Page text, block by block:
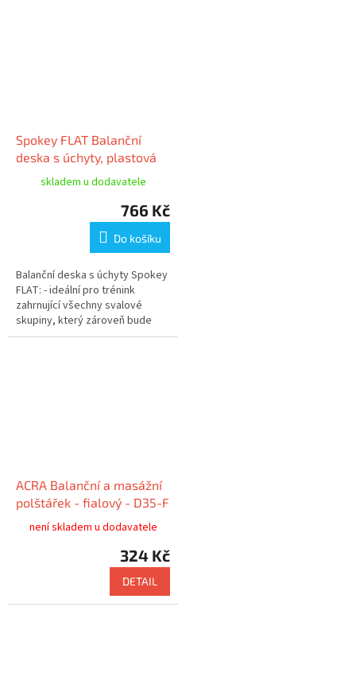
Spokey FLAT Balanční
deska s úchyty, plastová
skladem u dodavatele
766 Kč
Do košíku
Balanční deska s úchyty Spokey
FLAT: - ideální pro trénink
zahrnující všechny svalové
skupiny, který zároveň bude
rozvíjet vaši rovnováhu a
ACRA Balanční a masážní
polštářek - fialový - D35-F
není skladem u dodavatele
324 Kč
DETAIL